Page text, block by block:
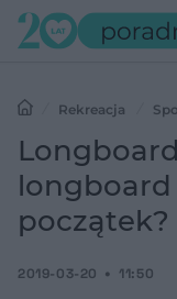
Rekreacja
longboard wybrać na
początek?
2019-03-20 11:50